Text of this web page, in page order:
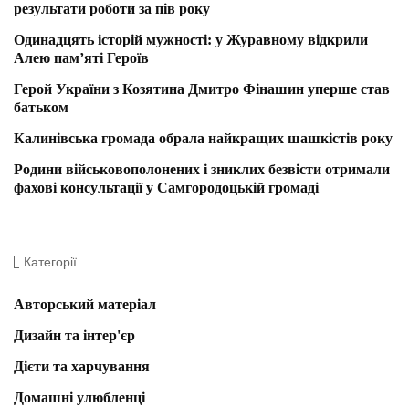
результати роботи за пів року
Одинадцять історій мужності: у Журавному відкрили
Алею пам’яті Героїв
Герой України з Козятина Дмитро Фінашин уперше став
батьком
Калинівська громада обрала найкращих шашкістів року
Родини військовополонених і зниклих безвісти отримали
фахові консультації у Самгородоцькій громаді
Категорії
Авторський матеріал
Дизайн та інтер'єр
Дієти та харчування
Домашні улюбленці